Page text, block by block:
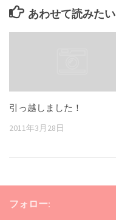
あわせて読みたい
引っ越しました！
2011年3月28日
フォロー: